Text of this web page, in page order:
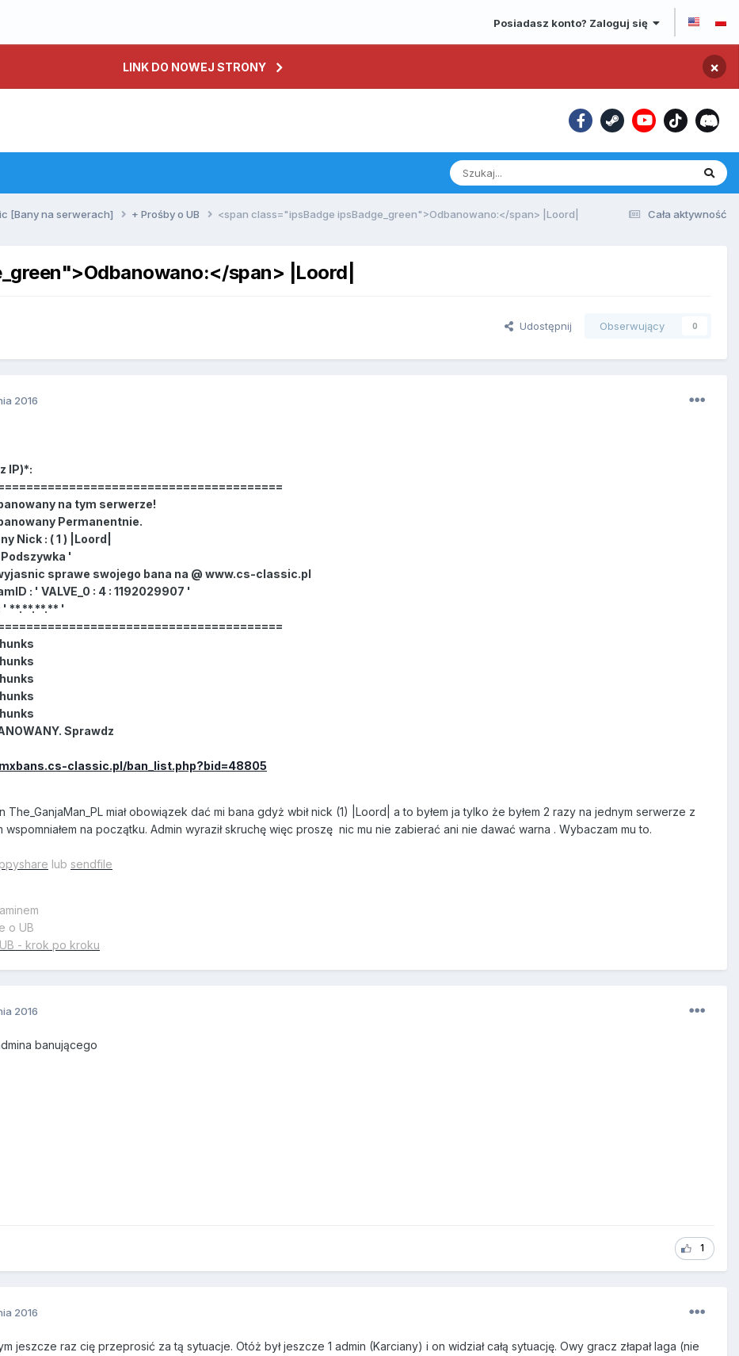
Posiadasz konto? Zaloguj się
LINK DO NOWEJ STRONY ×
Cała aktywność
[Bany na serwerach] + Prośby o UB <span class="ipsBadge ipsBadge_green">Odbanowano:</span> |Loord|
span> |Loord|
Udostępnij Obserwujący 0
2016
IP)*:
na tym serwerze!
Permanentnie.
Nick : ( 1 ) |Loord|
'
sprawe swojego bana na @ www.cs-classic.pl
: ' VALVE_0 : 4 : 1192029907 '
' **.**.**.** '
Sprawdz
classic.pl/ban_list.php?bid=48805
The_GanjaMan_PL miał obowiązek dać mi bana gdyż wbił nick (1) |Loord| a to byłem ja tylko że byłem 2 razy na jednym serwerze z
na początku. Admin wyraził skruchę więc proszę nic mu nie zabierać ani nie dawać warna . Wybaczam mu to.
lub sendfile
o UB
- krok po kroku
2016
banującego
1
2016
jeszcze raz cię przeprosić za tą sytuacje. Otóż był jeszcze 1 admin (Karciany) i on widział całą sytuację. Owy gracz złapał laga (nie